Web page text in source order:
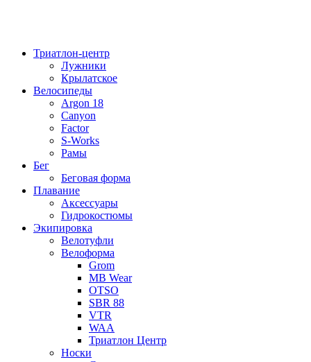
Триатлон-центр
Лужники
Крылатское
Велосипеды
Argon 18
Canyon
Factor
S-Works
Рамы
Бег
Беговая форма
Плавание
Аксессуары
Гидрокостюмы
Экипировка
Велотуфли
Велоформа
Grom
MB Wear
OTSO
SBR 88
VTR
WAA
Триатлон Центр
Носки